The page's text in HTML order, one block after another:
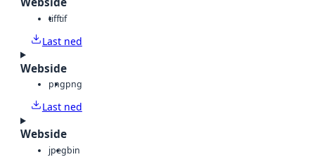
tifftif
Last ned
Webside
pngpng
Last ned
Webside
jpegbin